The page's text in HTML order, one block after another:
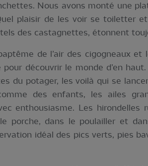
Nous avons monté une
plaisir de les voir se toiletter
des castagnettes, étonnent
de l’air des cigogneaux et
découvrir le monde d’en
du potager, les voilà qui se
des enfants, les ailes
enthousiasme. Les hirondelles
porche, dans le poulailler et
idéal des pics verts, pies